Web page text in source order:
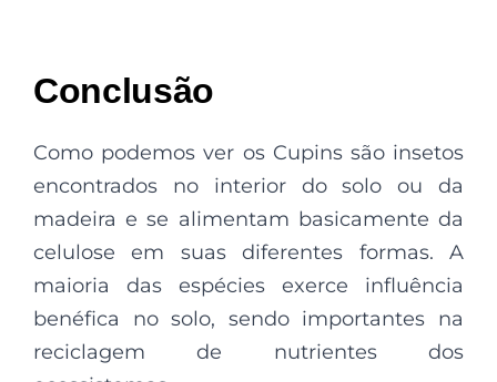
Conclusão
Como podemos ver os Cupins são insetos
encontrados no interior do solo ou da
madeira e se alimentam basicamente da
celulose em suas diferentes formas. A
maioria das espécies exerce influência
benéfica no solo, sendo importantes na
reciclagem de nutrientes dos